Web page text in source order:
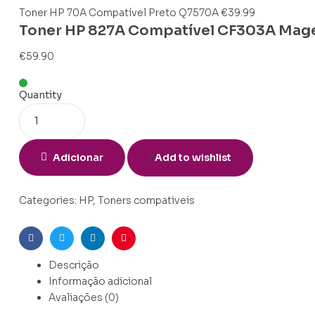
Toner HP 70A Compatível Preto Q7570A€39.99
Toner HP 827A Compatível CF303A
€59.90
Quantity
Adicionar Add to wishlist
Categories: HP, Toners compativeis
FacebookTwitterLinkedinPinterest
Descrição
Informação adicional
Avaliações (0)